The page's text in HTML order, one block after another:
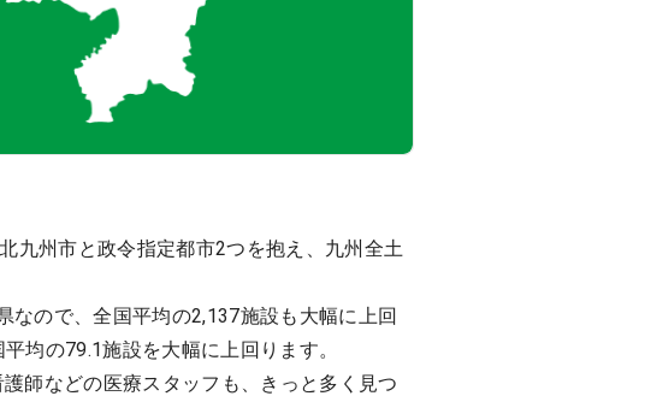
九州市と政令指定都市2つを抱え、九州全土
ので、全国平均の2,137施設も大幅に上回
均の79.1施設を大幅に上回ります。
師などの医療スタッフも、きっと多く見つ